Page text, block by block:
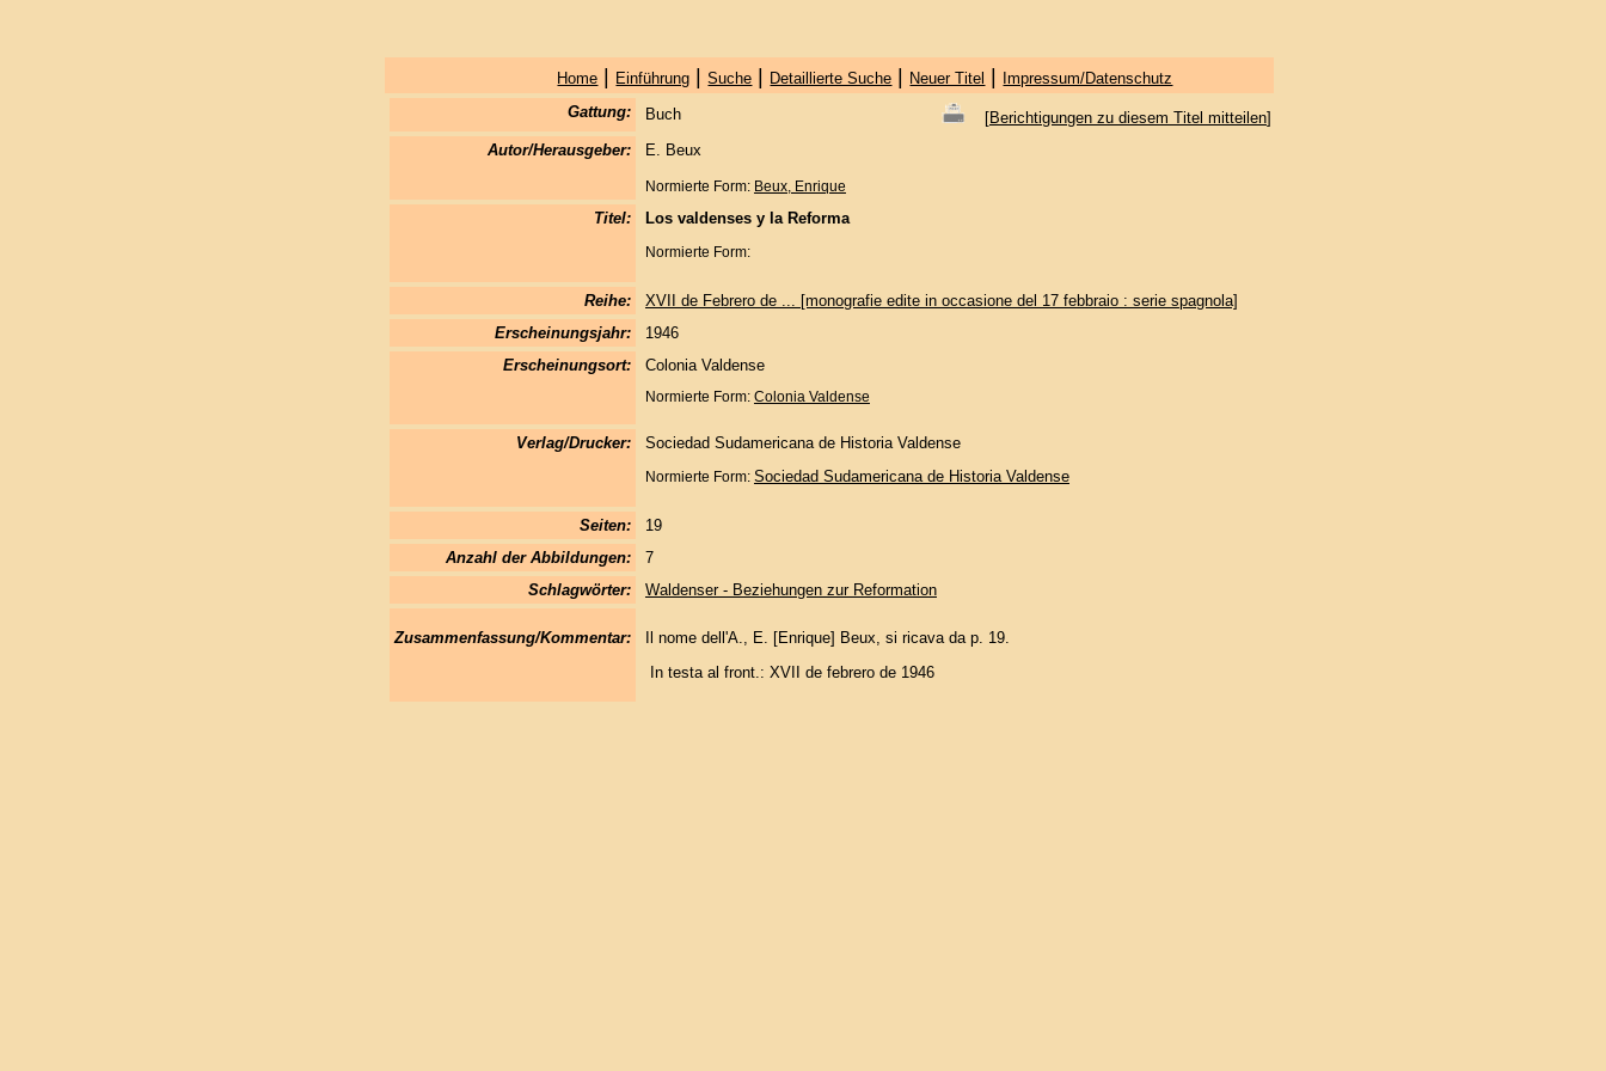
Home | Einführung |Suche | Detaillierte Suche | Neuer Titel |
Impressum/Datenschutz
Gattung:
Buch [Berichtigungen zu diesem Titel mitteilen]
Autor/Herausgeber:
E. Beux
Normierte Form: Beux, Enrique
Titel: Los valdenses y la Reforma
Normierte Form:
Reihe:
XVII de Febrero de ... [monografie edite in occasione del 17 febbraio : serie spagnola]
Erscheinungsjahr:
1946
Erscheinungsort:
Colonia Valdense
Normierte Form: Colonia Valdense
Verlag/Drucker: Sociedad Sudamericana de Historia Valdense
Normierte Form: Sociedad Sudamericana de Historia Valdense
Seiten:
19
Anzahl der Abbildungen:
7
Schlagwörter:
Waldenser - Beziehungen zur Reformation
Zusammenfassung/Kommentar:
Il nome dell'A., E. [Enrique] Beux, si ricava da p. 19.
In testa al front.: XVII de febrero de 1946